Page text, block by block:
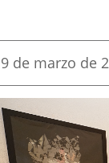
Fecha
la
noticia
9 de marzo de